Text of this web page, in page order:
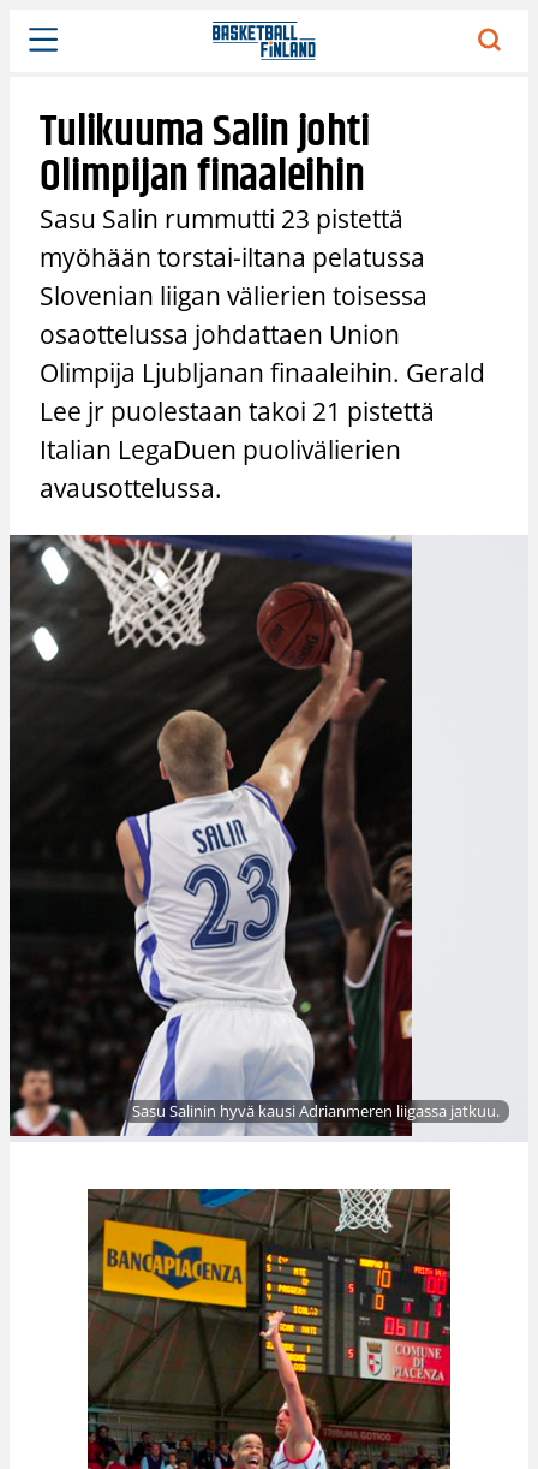
Siirry
sisältöön
Tulikuuma Salin johti
Olimpijan finaaleihin
Sasu Salin rummutti 23 pistettä
myöhään torstai-iltana pelatussa
Slovenian liigan välierien toisessa
osaottelussa johdattaen Union
Olimpija Ljubljanan finaaleihin. Gerald
Lee jr puolestaan takoi 21 pistettä
Italian LegaDuen puolivälierien
avausottelussa.
Sasu Salinin hyvä kausi Adrianmeren liigassa jatkuu.